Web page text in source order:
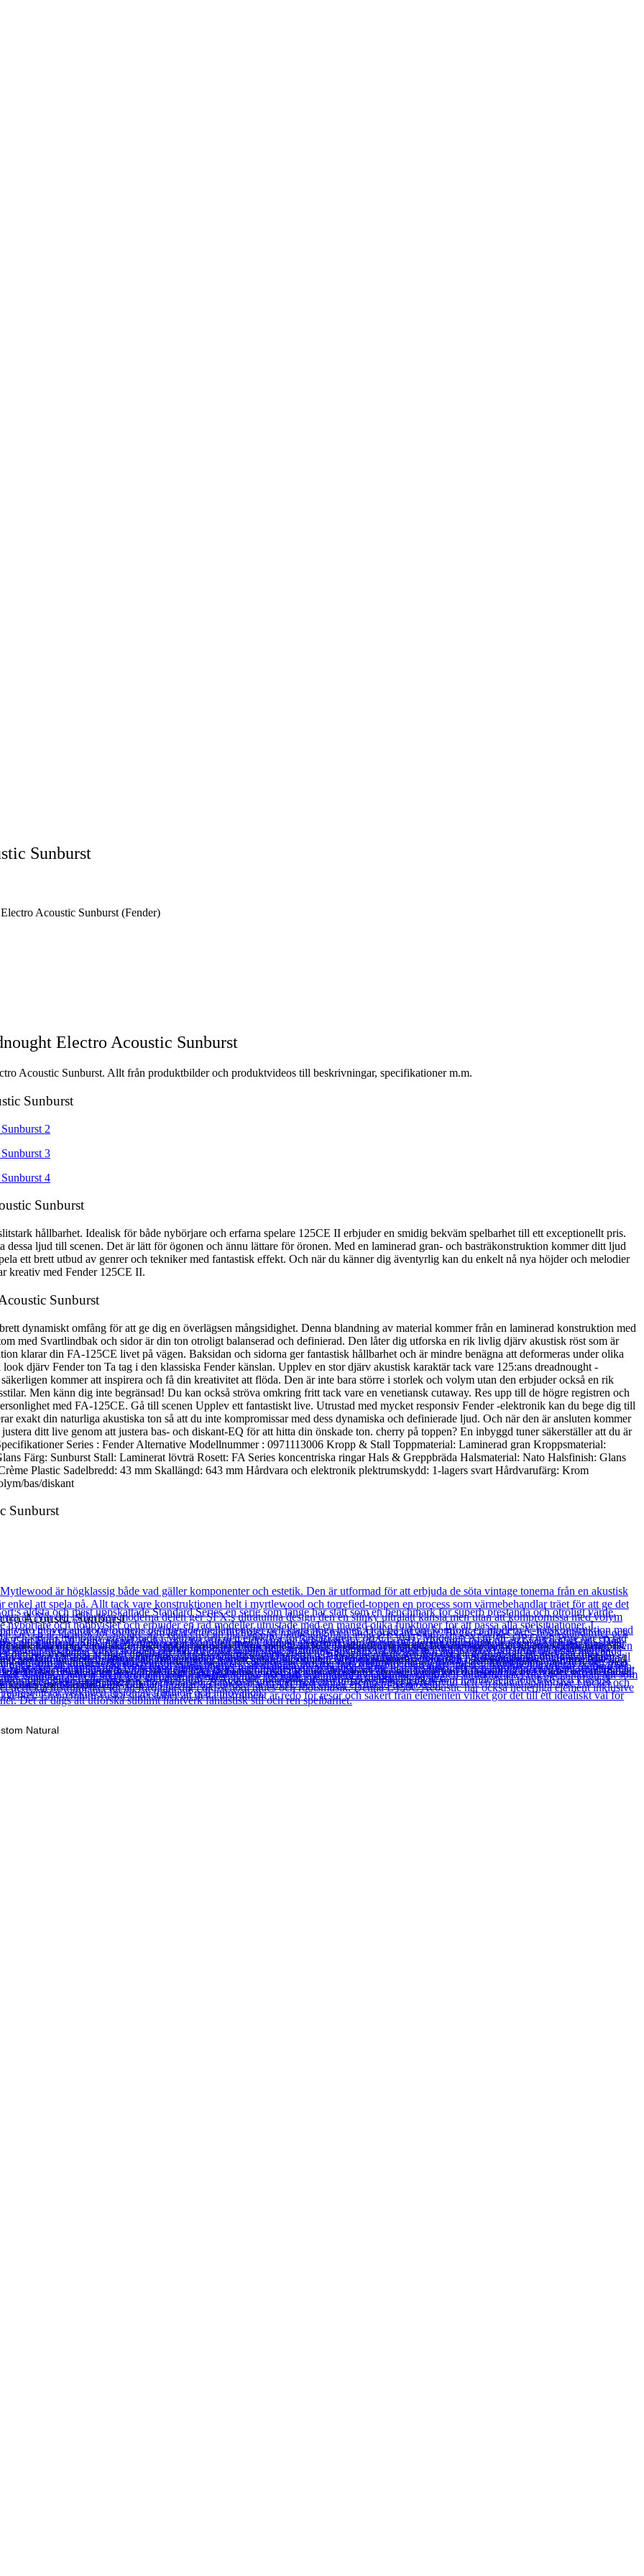
Sunburst
Acoustic Sunburst (Fender)
Electro Acoustic Sunburst
Acoustic Sunburst. Allt från produktbilder och produktvideos till beskrivningar, specifikationer m.m.
Sunburst
Sunburst
hållbarhet. Idealisk för både nybörjare och erfarna spelare 125CE II erbjuder en smidig bekväm spelbarhet till ett exceptionellt pris.
dessa ljud till scenen. Det är lätt för ögonen och ännu lättare för öronen. Med en laminerad gran- och basträkonstruktion kommer ditt ljud
ett brett utbud av genrer och tekniker med fantastisk effekt. Och när du känner dig äventyrlig kan du enkelt nå nya höjder och melodier
kreativ med Fender 125CE II.
Sunburst
dynamiskt omfång för att ge dig en överlägsen mångsidighet. Denna blandning av material kommer från en laminerad konstruktion med
med Svartlindbak och sidor är din ton otroligt balanserad och definierad. Den låter dig utforska en rik livlig djärv akustisk röst som är
klarar din FA-125CE livet på vägen. Baksidan och sidorna ger fantastisk hållbarhet och är mindre benägna att deformeras under olika
djärv Fender ton Ta tag i den klassiska Fender känslan. Upplev en stor djärv akustisk karaktär tack vare 125:ans dreadnought -
kommer att inspirera och få din kreativitet att flöda. Den är inte bara större i storlek och volym utan den erbjuder också en rik
Men känn dig inte begränsad! Du kan också ströva omkring fritt tack vare en venetiansk cutaway. Res upp till de högre registren och
med FA-125CE. Gå till scenen Upplev ett fantastiskt live. Utrustad med mycket responsiv Fender -elektronik kan du bege dig till
exakt din naturliga akustiska ton så att du inte kompromissar med dess dynamiska och definierade ljud. Och när den är ansluten kommer
ditt live genom att justera bas- och diskant-EQ för att hitta din önskade ton. cherry på toppen? En inbyggd tuner säkerställer att du är
Series : Fender Alternative Modellnummer : 0971113006 Kropp & Stall Toppmaterial: Laminerad gran Kroppsmaterial:
Färg: Sunburst Stall: Laminerat lövträ Rosett: FA Series koncentriska ringar Hals & Greppbräda Halsmaterial: Nato Halsfinish: Glans
Plastic Sadelbredd: 43 mm Skallängd: 643 mm Hårdvara och elektronik plektrumskydd: 1-lagers svart Hårdvarufärg: Krom
bas/diskant
Sunburst
Acoustic Sunburst
hållbarhet. Idealisk för både nybörjare och erfarna spelare 125CE II erbjuder en smidig bekväm spelbarhet till ett exceptionellt pris.
dessa ljud till scenen. Det är lätt för ögonen och ännu lättare för öronen. Med en laminerad gran- och basträkonstruktion kommer ditt ljud
ett brett utbud av genrer och tekniker med fantastisk effekt. Och när du känner dig äventyrlig kan du enkelt nå nya höjder och melodier
kreativ med Fender 125CE II.
Natural